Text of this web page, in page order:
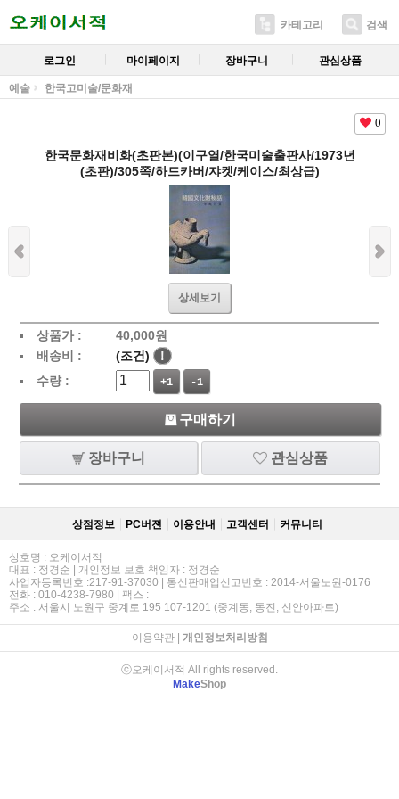
카테고리 검색
로그인 마이페이지 장바구니 관심상품
예술 한국고미술/문화재
0
한국문화재비화(초판본)(이구열/한국미술출판사/1973년
(초판)/305쪽/하드카버/쟈켓/케이스/최상급)
상세보기
상품가 : 40,000원
배송비 :
(조건)
!
수량 :
+1 -1
구매하기
장바구니 관심상품
상점정보 PC버젼 이용안내 고객센터 커뮤니티
상호명 : 오케이서적
대표 : 정경순 | 개인정보 보호 책임자 : 정경순
사업자등록번호 :217-91-37030 | 통신판매업신고번호 : 2014-서울노원-0176
전화 : 010-4238-7980 | 팩스 :
주소 : 서울시 노원구 중계로 195 107-1201 (중계동, 동진, 신안아파트)
이용약관| 개인정보처리방침
ⓒ오케이서적 All rights reserved.
MakeShop